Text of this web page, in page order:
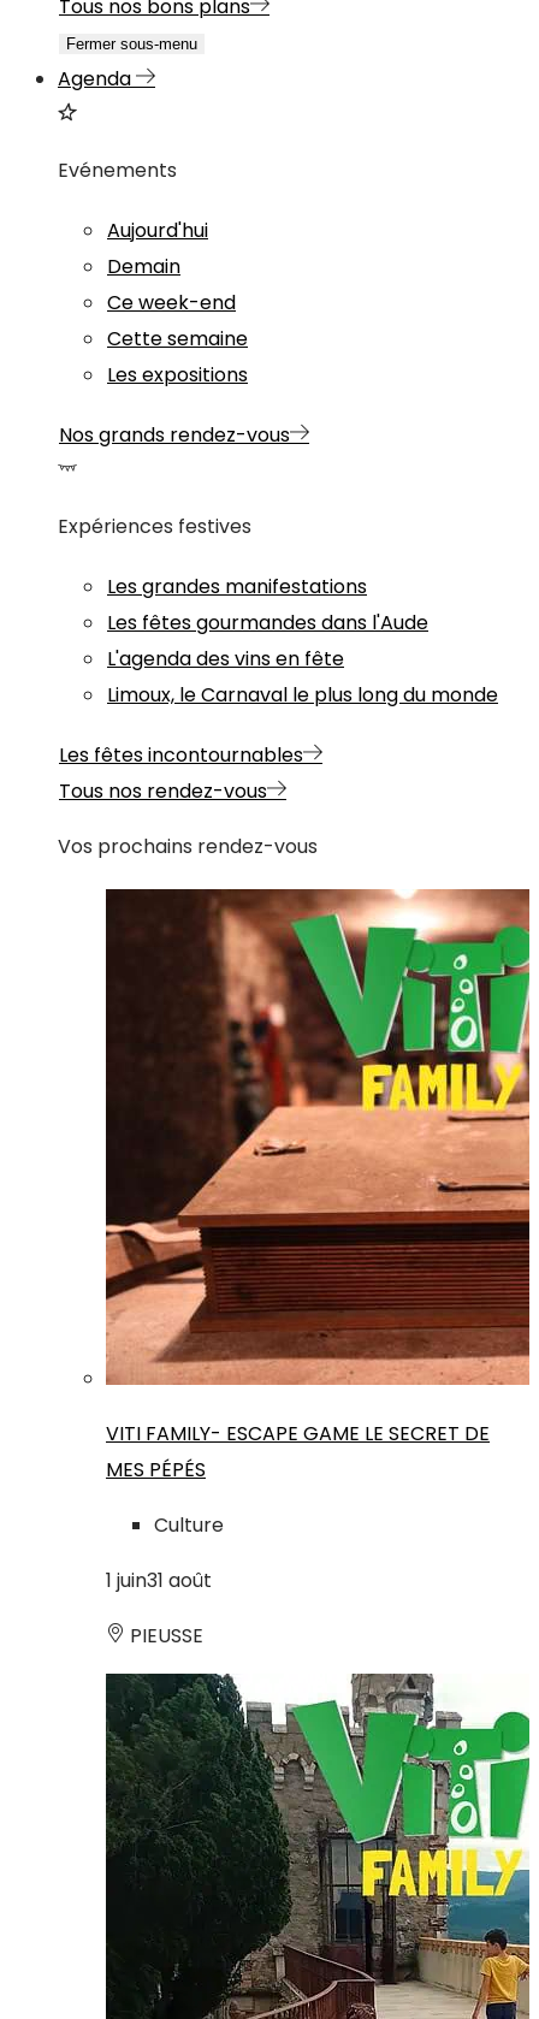
Tous nos bons plans
Fermer sous-menu
Agenda
Evénements
Aujourd'hui
Demain
Ce week-end
Cette semaine
Les expositions
Nos grands rendez-vous
Expériences festives
Les grandes manifestations
Les fêtes gourmandes dans l'Aude
L'agenda des vins en fête
Limoux, le Carnaval le plus long du monde
Les fêtes incontournables
Tous nos rendez-vous
Vos prochains rendez-vous
VITI FAMILY- ESCAPE GAME LE SECRET DE
MES PÉPÉS
Culture
1 juin31 août
PIEUSSE